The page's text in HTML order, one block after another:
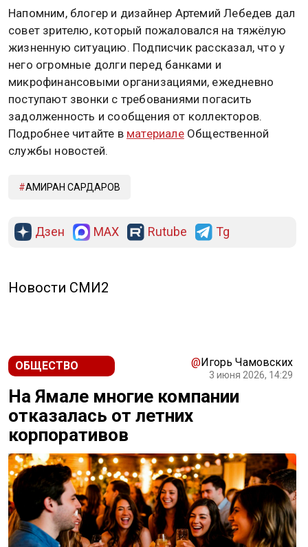
Напомним, блогер и дизайнер Артемий Лебедев дал
совет зрителю, который пожаловался на тяжёлую
жизненную ситуацию. Подписчик рассказал, что у
него огромные долги перед банками и
микрофинансовыми организациями, ежедневно
поступают звонки с требованиями погасить
задолженность и сообщения от коллекторов.
Подробнее читайте в материалеОбщественной
службы новостей.
АМИРАН САРДАРОВ
Дзен MAX Rutube Tg
Новости СМИ2
ОБЩЕСТВО @Игорь Чамовских
3 июня 2026, 14:29
На Ямале многие компании
отказалась от летних
корпоративов